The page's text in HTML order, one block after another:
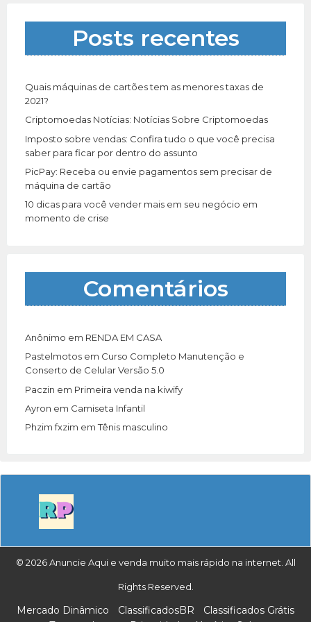
a
r
:
Posts recentes
Quais máquinas de cartões tem as menores taxas de
2021?
Criptomoedas Notícias: Notícias Sobre Criptomoedas
Imposto sobre vendas: Confira tudo o que você precisa
saber para ficar por dentro do assunto
PicPay: Receba ou envie pagamentos sem precisar de
máquina de cartão
10 dicas para você vender mais em seu negócio em
momento de crise
Comentários
Anônimo em RENDA EM CASA
Pastelmotos em Curso Completo Manutenção e
Conserto de Celular Versão 5.0
Paczin em Primeira venda na kiwify
Ayron em Camiseta Infantil
Phzim fxzim emTênis masculino
© 2026 Anuncie Aqui e venda muito mais rápido na internet. All
Rights Reserved.
Mercado Dinâmico ClassificadosBR
Classificados Grátis